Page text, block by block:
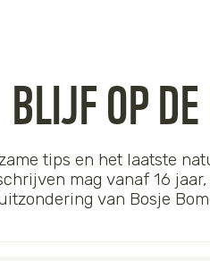
BLIJF OP
tips en het laatste
mag vanaf 16
van Bosje